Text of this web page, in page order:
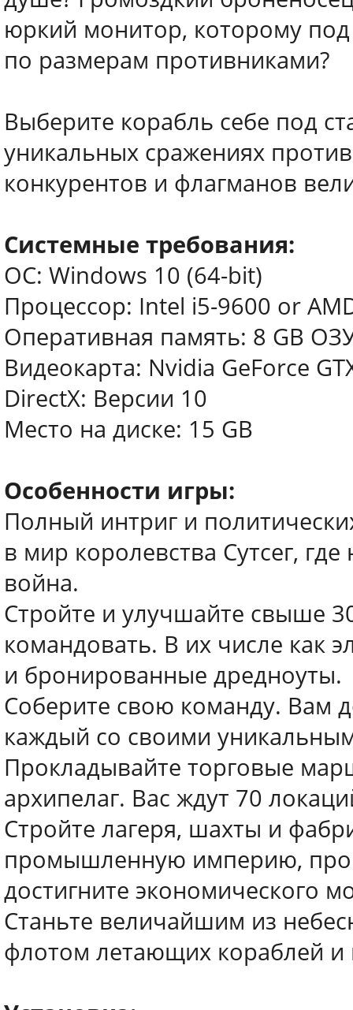
юркий монитор, которому
по размерам противниками?
Выберите корабль себе под
уникальных сражениях
конкурентов и флагманов
Системные требования:
ОС: Windows 10 (64-bit)
Процессор: Intel i5-9600 or
Оперативная память: 8 GB
Видеокарта: Nvidia GeForce
DirectX: Версии 10
Место на диске: 15 GB
Особенности игры:
Полный интриг и
в мир королевства Сутсег,
война.
Стройте и улучшайте свыше
командовать. В их числе как
и бронированные дредноуты.
Соберите свою команду. Вам
каждый со своими
Прокладывайте торговые
архипелаг. Вас ждут 70
Стройте лагеря, шахты и
промышленную империю,
достигните экономического
Станьте величайшим из
флотом летающих кораблей и